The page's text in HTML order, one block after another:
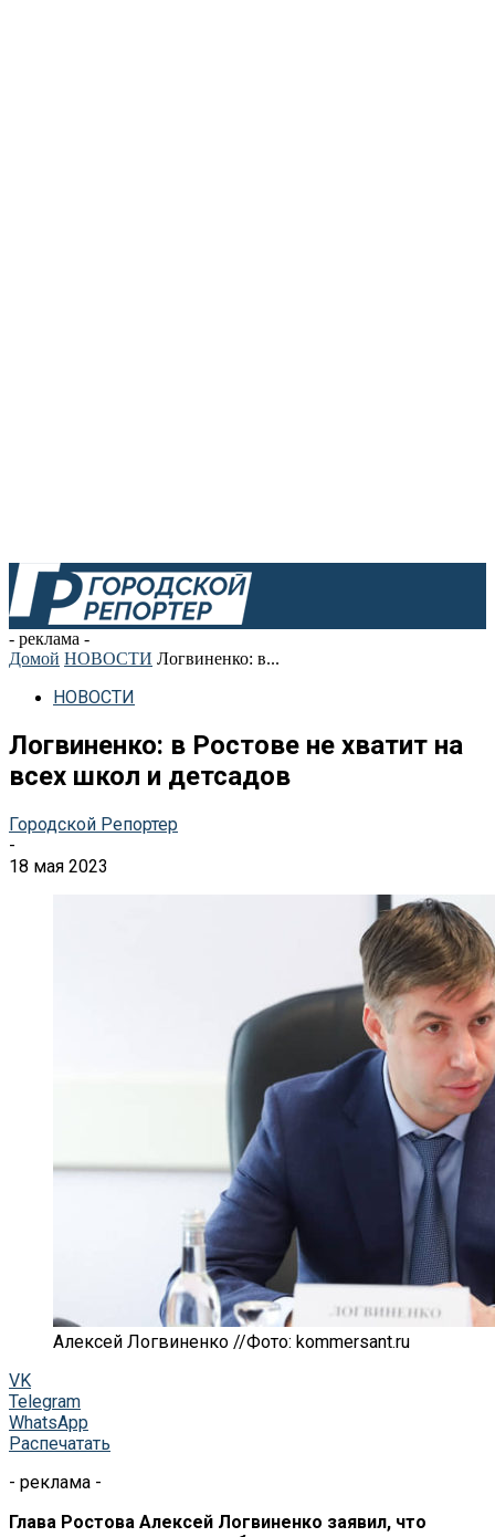
- реклама -
Домой НОВОСТИ Логвиненко: в...
НОВОСТИ
Логвиненко: в Ростове не хватит на
всех школ и детсадов
Городской Репортер
-
18 мая 2023
Алексей Логвиненко //Фото: kommersant.ru
VK
Telegram
WhatsApp
Распечатать
- реклама -
Глава Ростова Алексей Логвиненко заявил, что